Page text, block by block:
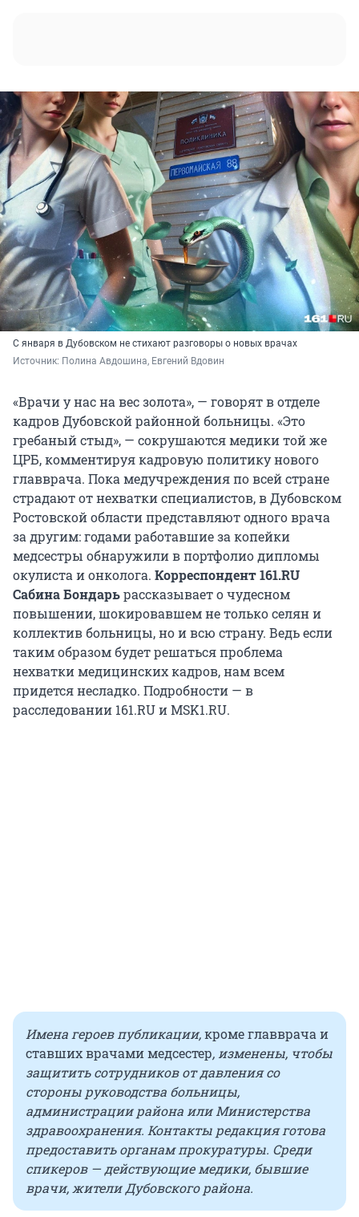
С января в Дубовском не стихают разговоры о новых врачах
Источник: Полина Авдошина, Евгений Вдовин
«Врачи у нас на вес золота», — говорят в отделе
кадров Дубовской районной больницы. «Это
гребаный стыд», — сокрушаются медики той же
ЦРБ, комментируя кадровую политику нового
главврача. Пока медучреждения по всей стране
страдают от нехватки специалистов, в Дубовском
Ростовской области представляют одного врача
за другим: годами работавшие за копейки
медсестры обнаружили в портфолио дипломы
окулиста и онколога. Корреспондент 161.RU
Сабина Бондарьрассказывает о чудесном
повышении, шокировавшем не только селян и
коллектив больницы, но и всю страну. Ведь если
таким образом будет решаться проблема
нехватки медицинских кадров, нам всем
придется несладко. Подробности — в
расследовании 161.RU и MSK1.RU.
Имена героев публикации,кроме главврача и
ставших врачами медсестер, изменены, чтобы
защитить сотрудников от давления со
стороны руководства больницы,
администрации района или Министерства
здравоохранения. Контакты редакция готова
предоставить органам прокуратуры. Среди
спикеров — действующие медики, бывшие
врачи, жители Дубовского района.